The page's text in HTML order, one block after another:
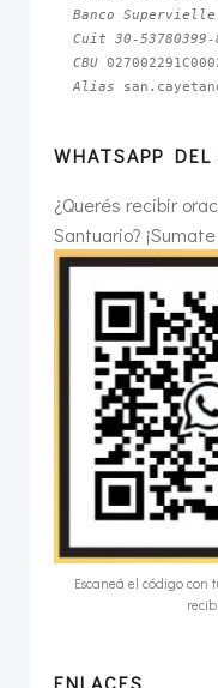
Banco Supervielle
Cuit 30-53780399-
CBU
Alias
WHATSAPP
¿Querés recibir
Santuario?
Escaneá el código con
ENLACES